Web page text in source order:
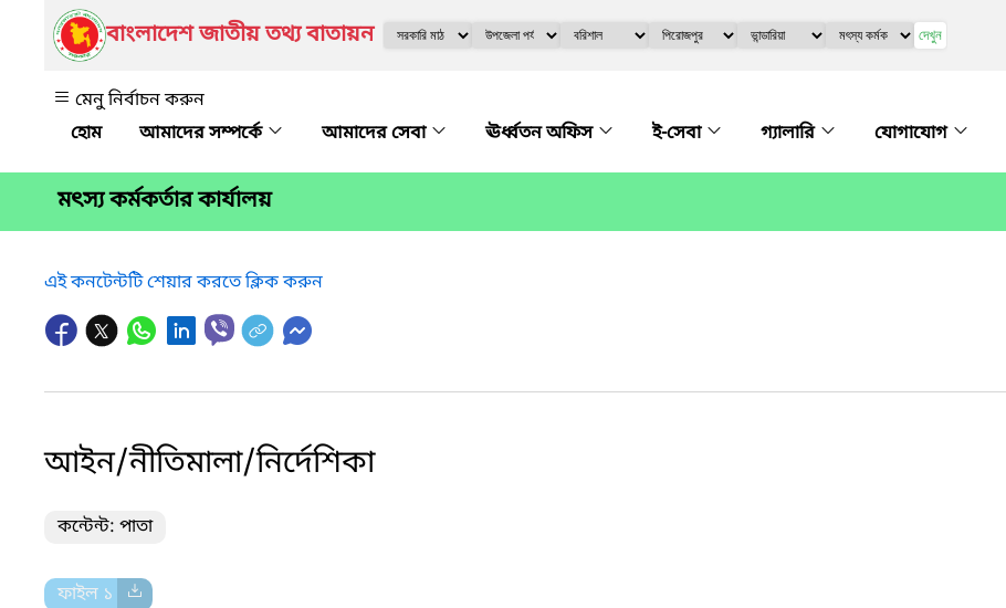
বাংলাদেশ জাতীয় তথ্য বাতায়ন দেখুন
মেনু নির্বাচন করুন
আমাদের সম্পর্কে
আমাদের সেবা ঊর্ধ্বতন অফিস ই-সেবা গ্যালারি যোগাযোগ
মৎস্য কর্মকর্তার কার্যালয়
এই কনটেন্টটি শেয়ার করতে ক্লিক করুন
আইন/নীতিমালা/নির্দেশিকা
কন্টেন্ট: পাতা
ফাইল ১